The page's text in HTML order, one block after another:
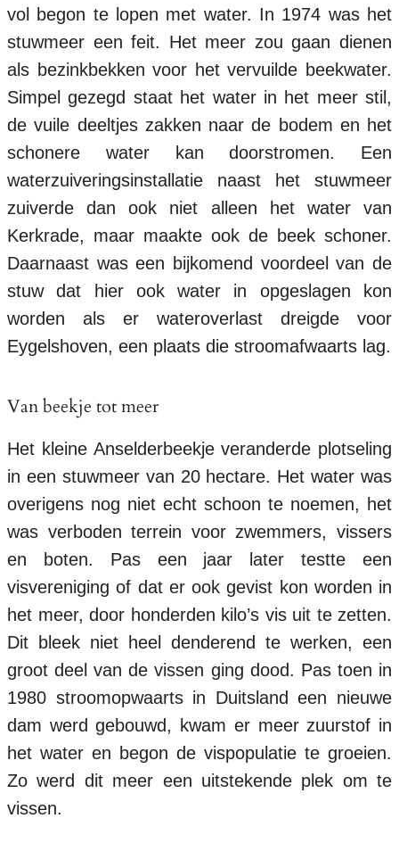
vol begon te lopen met water. In 1974 was het
stuwmeer een feit. Het meer zou gaan dienen
als bezinkbekken voor het vervuilde beekwater.
Simpel gezegd staat het water in het meer stil,
de vuile deeltjes zakken naar de bodem en het
schonere water kan doorstromen. Een
waterzuiveringsinstallatie naast het stuwmeer
zuiverde dan ook niet alleen het water van
Kerkrade, maar maakte ook de beek schoner.
Daarnaast was een bijkomend voordeel van de
stuw dat hier ook water in opgeslagen kon
worden als er wateroverlast dreigde voor
Eygelshoven, een plaats die stroomafwaarts lag.
Van beekje tot meer
Het kleine Anselderbeekje veranderde plotseling
in een stuwmeer van 20 hectare. Het water was
overigens nog niet echt schoon te noemen, het
was verboden terrein voor zwemmers, vissers
en boten. Pas een jaar later testte een
visvereniging of dat er ook gevist kon worden in
het meer, door honderden kilo’s vis uit te zetten.
Dit bleek niet heel denderend te werken, een
groot deel van de vissen ging dood. Pas toen in
1980 stroomopwaarts in Duitsland een nieuwe
dam werd gebouwd, kwam er meer zuurstof in
het water en begon de vispopulatie te groeien.
Zo werd dit meer een uitstekende plek om te
vissen.